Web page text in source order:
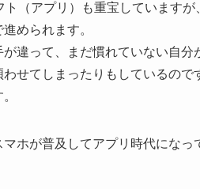
ト（アプリ）も重宝しています
められます。
違って、まだ慣れていない自分
せてしまったりもしているの
ホが普及してアプリ時代にな